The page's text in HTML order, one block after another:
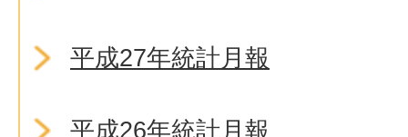
平成27年統計月報
平成26年統計月報